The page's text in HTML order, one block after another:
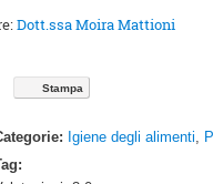
Dott.ssa Moira Mattioni
Stampa
Igiene degli alimenti,